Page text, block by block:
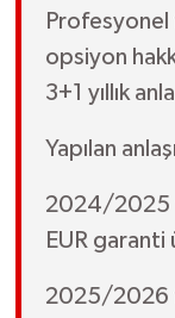
Profesyonel
opsiyon
3+1 yıllık
Yapılan
2024/2025
EUR garanti
2025/2026